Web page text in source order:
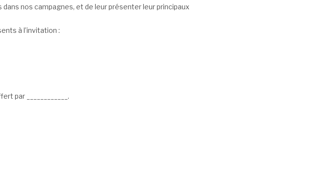
nos campagnes, et de leur présenter leur principaux
à l’invitation :
par ____________.